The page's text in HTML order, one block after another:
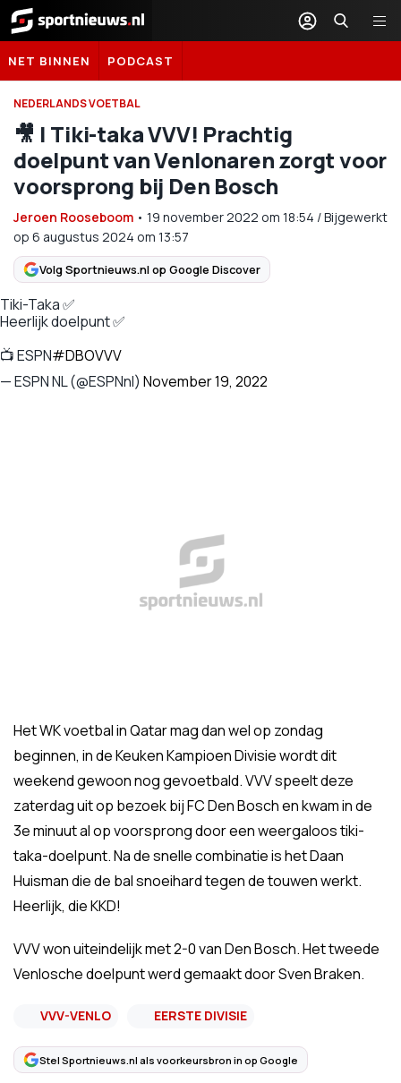
Sportnieuws.nl
NET BINNEN PODCAST
NEDERLANDS VOETBAL
🎥 | Tiki-taka VVV! Prachtig
doelpunt van Venlonaren zorgt voor
voorsprong bij Den Bosch
Jeroen Rooseboom • 19 november 2022 om 18:54 /Bijgewerkt
op 6 augustus 2024 om 13:57
Volg Sportnieuws.nl op Google Discover
Tiki-Taka ✅
Heerlijk doelpunt ✅
📺 ESPN#DBOVVV
— ESPN NL (@ESPNnl) November 19, 2022
Het WK voetbal in Qatar mag dan wel op zondag
beginnen, in de Keuken Kampioen Divisie wordt dit
weekend gewoon nog gevoetbald. VVV speelt deze
zaterdag uit op bezoek bij FC Den Bosch en kwam in de
3e minuut al op voorsprong door een weergaloos tiki-
taka-doelpunt. Na de snelle combinatie is het Daan
Huisman die de bal snoeihard tegen de touwen werkt.
Heerlijk, die KKD!
VVV won uiteindelijk met 2-0 van Den Bosch. Het tweede
Venlosche doelpunt werd gemaakt door Sven Braken.
VVV-VENLO EERSTE DIVISIE
Stel Sportnieuws.nl als voorkeursbron in op Google